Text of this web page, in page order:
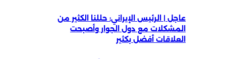
عاجل | الرئيس الإيراني: حللنا الكثير من
المشكلات مع دول الجوار وأصبحت
العلاقات أفضل بكثير